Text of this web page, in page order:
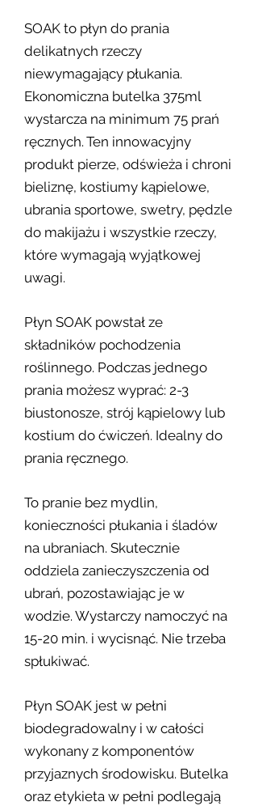
SOAK to płyn do prania
delikatnych rzeczy
niewymagający płukania.
Ekonomiczna butelka 375ml
wystarcza na minimum 75 prań
ręcznych. Ten innowacyjny
produkt pierze, odświeża i chroni
bieliznę, kostiumy kąpielowe,
ubrania sportowe, swetry, pędzle
do makijażu i wszystkie rzeczy,
które wymagają wyjątkowej
uwagi.
Płyn SOAK powstał ze
składników pochodzenia
roślinnego. Podczas jednego
prania możesz wyprać: 2-3
biustonosze, strój kąpielowy lub
kostium do ćwiczeń. Idealny do
prania ręcznego.
To pranie bez mydlin,
konieczności płukania i śladów
na ubraniach. Skutecznie
oddziela zanieczyszczenia od
ubrań, pozostawiając je w
wodzie. Wystarczy namoczyć na
15-20 min. i wycisnąć. Nie trzeba
spłukiwać.
Płyn SOAK jest w pełni
biodegradowalny i w całości
wykonany z komponentów
przyjaznych środowisku. Butelka
oraz etykieta w pełni podlegają